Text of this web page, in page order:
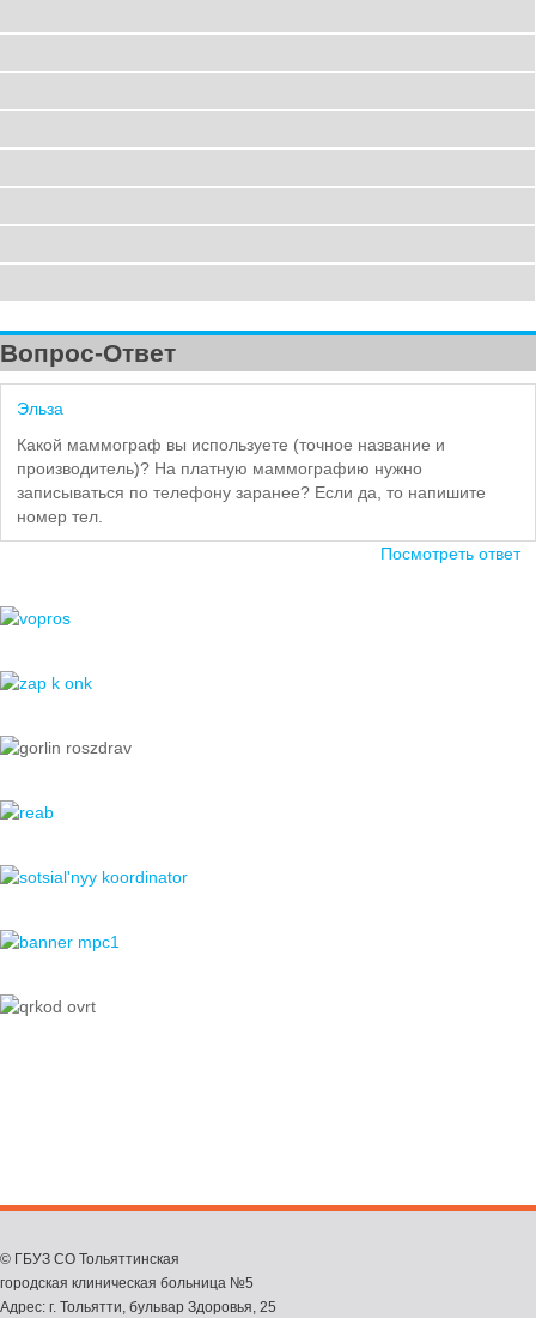
Вопрос-Ответ
Эльза
Какой маммограф вы используете (точное название и
производитель)? На платную маммографию нужно
записываться по телефону заранее? Если да, то напишите
номер тел.
Посмотреть ответ
© ГБУЗ СО Тольяттинская
городская клиническая больница №5
Адрес: г. Тольятти, бульвар Здоровья, 25